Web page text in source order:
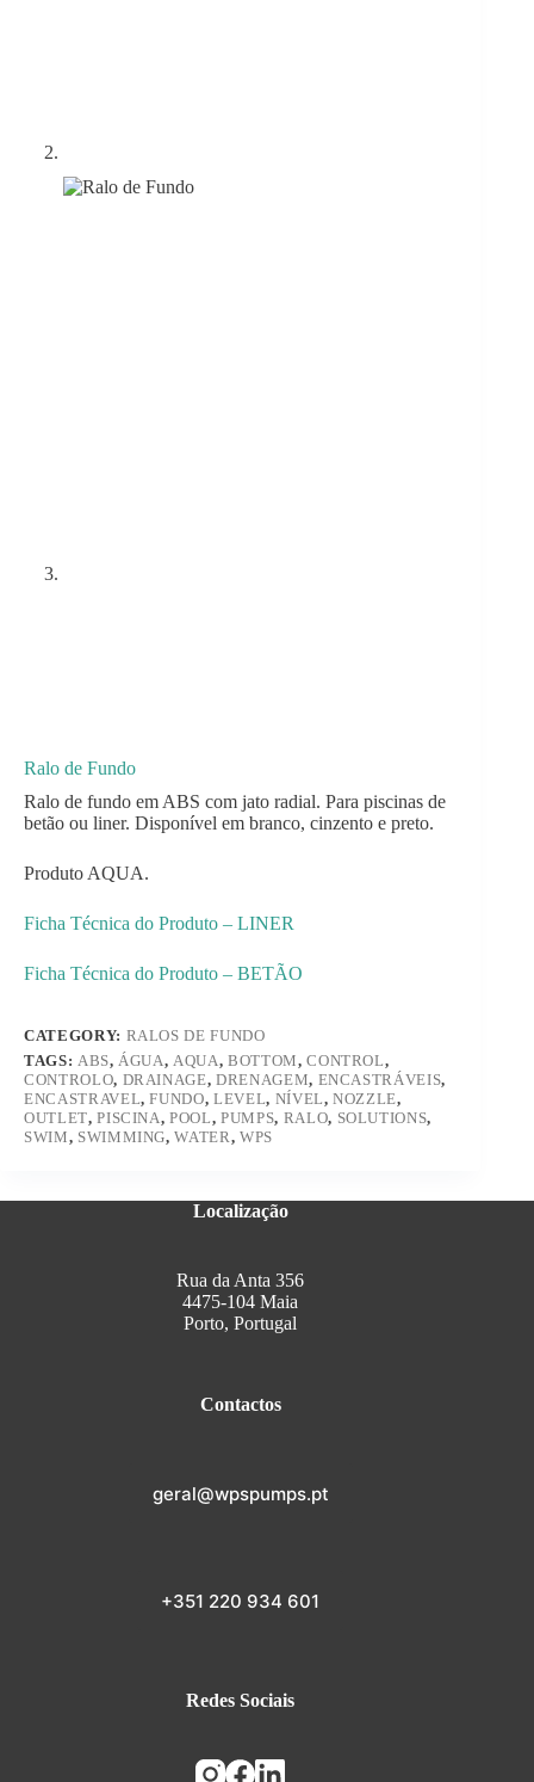
Ralo de Fundo
Ralo de fundo em ABS com jato radial. Para piscinas de
betão ou liner. Disponível em branco, cinzento e preto.
Produto AQUA.
Ficha Técnica do Produto – LINER
Ficha Técnica do Produto – BETÃO
CATEGORY: RALOS DE FUNDO
TAGS: ABS,ÁGUA,AQUA,BOTTOM,CONTROL,
CONTROLO, DRAINAGE,DRENAGEM, ENCASTRÁVEIS,
ENCASTRAVEL,FUNDO,LEVEL, NÍVEL,NOZZLE,
OUTLET,PISCINA,POOL,PUMPS, RALO, SOLUTIONS,
SWIM, SWIMMING,WATER, WPS
Localização
Rua da Anta 356
4475-104 Maia
Porto, Portugal
Contactos
geral@wpspumps.pt
+351 220 934 601
Redes Sociais